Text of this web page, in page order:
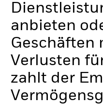
anbieten
Geschäften
Verlusten
zahlt der